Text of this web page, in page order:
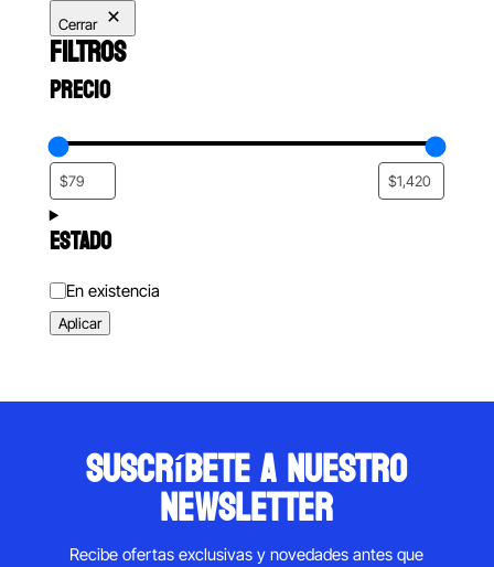
Cerrar
FILTROS
PRECIO
ESTADO
Estado
En existencia
Aplicar
suscríbete a nuestro
newsletter
Recibe ofertas exclusivas y novedades antes que